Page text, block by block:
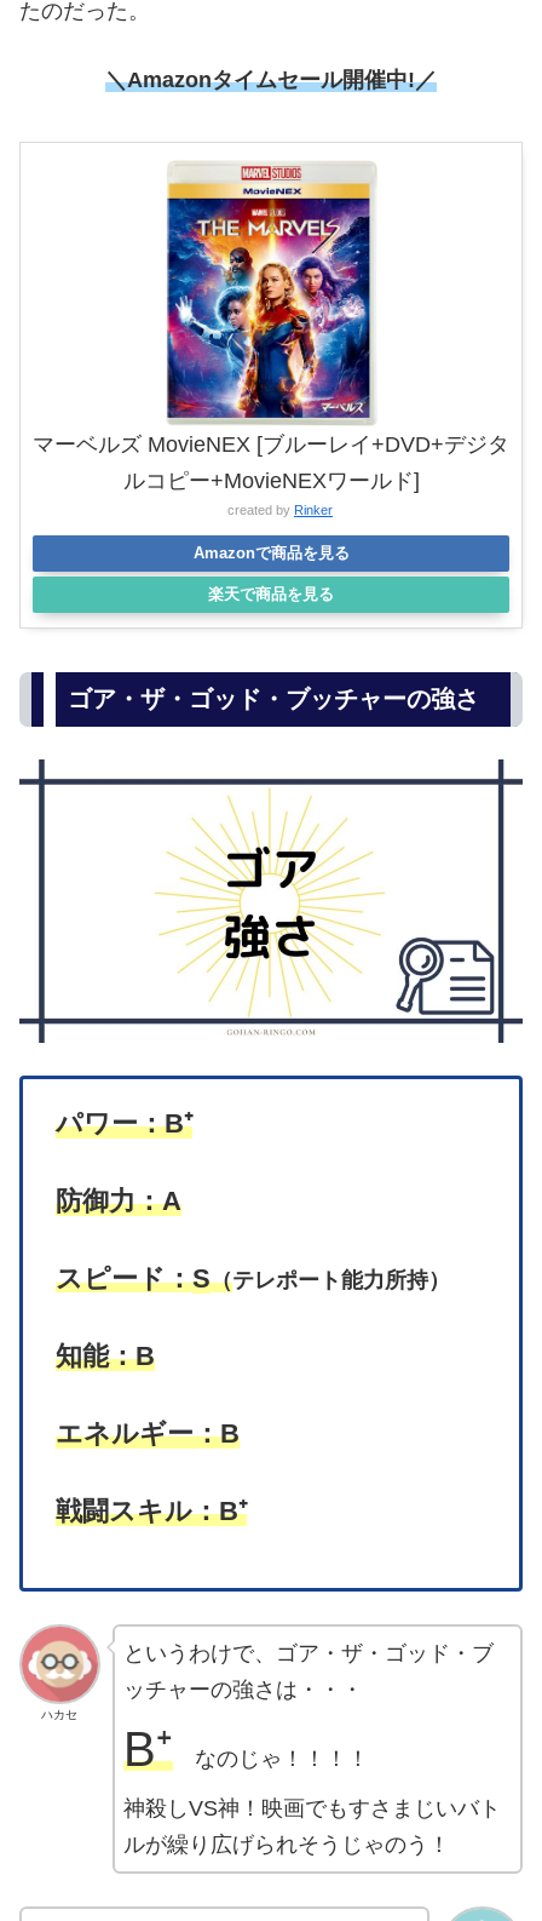
たのだった。
＼Amazonタイムセール開催中!／
マーベルズ MovieNEX [ブルーレイ+DVD+デジタ
ルコピー+MovieNEXワールド]
created by Rinker
Amazonで商品を見る
楽天で商品を見る
ゴア・ザ・ゴッド・ブッチャーの強さ
パワー：B⁺
防御力：A
スピード：S（テレポート能力所持）
知能：B
エネルギー：B
戦闘スキル：B⁺
ハカセ
というわけで、ゴア・ザ・ゴッド・ブ
ッチャーの強さは・・・
B⁺なのじゃ！！！！
神殺しVS神！映画でもすさまじいバト
ルが繰り広げられそうじゃのう！